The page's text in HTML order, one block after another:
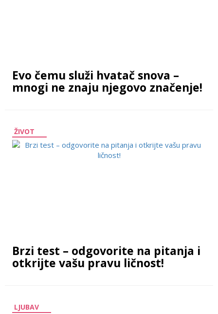
Evo čemu služi hvatač snova –
mnogi ne znaju njegovo značenje!
ŽIVOT
Brzi test – odgovorite na pitanja i
otkrijte vašu pravu ličnost!
LJUBAV